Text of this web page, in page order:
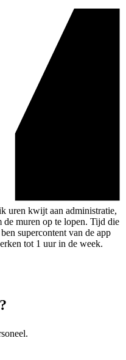
uren kwijt aan administratie,
de muren op te lopen. Tijd die
supercontent van de app
tot 1 uur in de week.